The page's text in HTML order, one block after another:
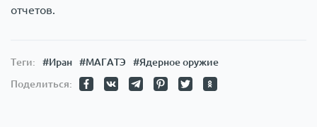
отчетов.
Теги: #Иран #МАГАТЭ
#Ядерное оружие
Поделиться: